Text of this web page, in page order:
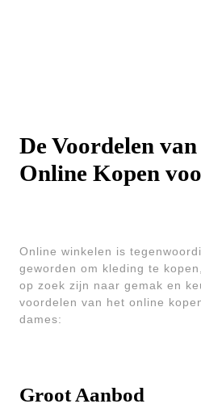
De Voordelen
Online Kopen
Online winkelen is
geworden om kleding te
op zoek zijn naar gemak en
voordelen van het online
dames:
Groot Aanbod